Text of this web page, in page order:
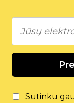
Sutinku